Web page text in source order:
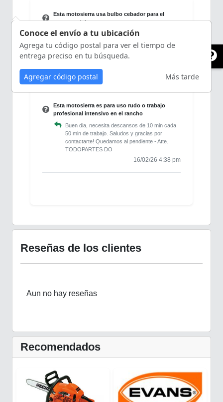
Esta motosierra usa bulbo cebador para el
arranque del motor
Hola, lamentablemente no contamos con el
articulo en existencia por lo que no es posible
realizar la revisión físicamente, saludos
Quedamos al pendiente. Atte TODOPARTES
09/03/26 4:04 pm
Esta motosierra es para uso rudo o trabajo
profesional intensivo en el rancho
Buen dia, necesita descansos de 10 min cada
50 min de trabajo. Saludos y gracias por
contactarte! Quedamos al pendiente - Atte.
TODOPARTES DO
16/02/26 4:38 pm
Reseñas de los clientes
Aun no hay reseñas
Recomendados
Conoce el envío a tu ubicación
Agrega tu código postal para ver el tiempo de
entrega preciso en tu búsqueda.
Agregar código postal Más tarde